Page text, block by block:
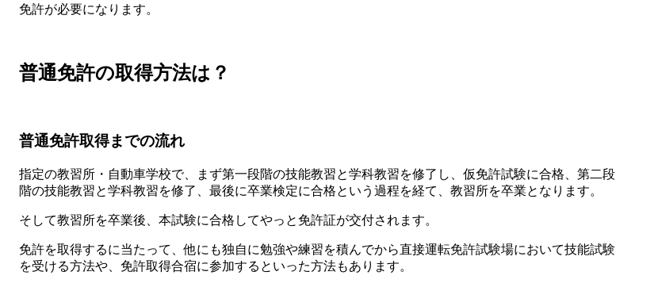
免許が必要になります。
普通免許の取得方法は？
普通免許取得までの流れ
指定の教習所・自動車学校で、まず第一段階の技能教習と学科教習を修了し、仮免許試験に合格、第二段
階の技能教習と学科教習を修了、最後に卒業検定に合格という過程を経て、教習所を卒業となります。
そして教習所を卒業後、本試験に合格してやっと免許証が交付されます。
免許を取得するに当たって、他にも独自に勉強や練習を積んでから直接運転免許試験場において技能試験
を受ける方法や、免許取得合宿に参加するといった方法もあります。